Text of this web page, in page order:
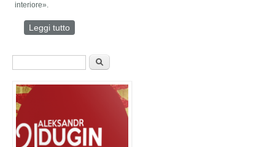
interiore».
Leggi tutto
Form di ricerca